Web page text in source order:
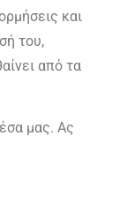
και
του,
από τα
μας. Ας